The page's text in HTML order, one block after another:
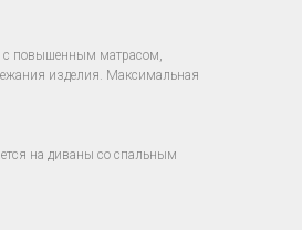
с повышенным матрасом,
изделия. Максимальная
на диваны со спальным